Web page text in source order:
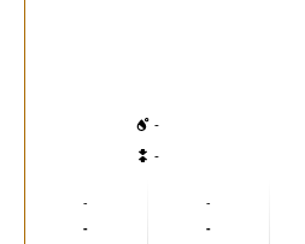
-
-
-
-
-
-